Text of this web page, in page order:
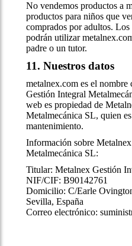
No vendemos productos a
productos para niños que
comprados por adultos.
podrán utilizar
padre o un tutor.
11. Nuestros datos
metalnex.com es el
Gestión Integral
web es propiedad de
Metalmecánica SL, quien
mantenimiento.
Información sobre
Metalmecánica SL:
Titular: Metalnex Gestión
NIF/CIF: B90142761
Domicilio: C/Earle
Sevilla, España
Correo electrónico: